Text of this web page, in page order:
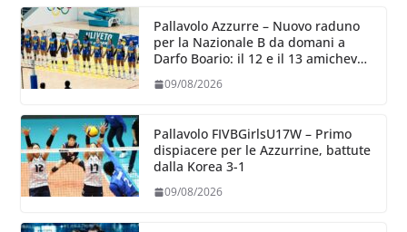
Pallavolo Azzurre – Nuovo raduno
per la Nazionale B da domani a
Darfo Boario: il 12 e il 13 amichevoli
09/08/2026
Pallavolo FIVBGirlsU17W – Primo
dispiacere per le Azzurrine, battute
dalla Korea 3-1
09/08/2026